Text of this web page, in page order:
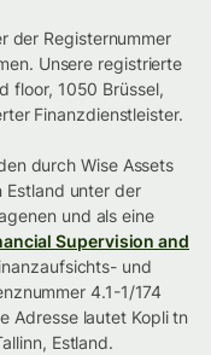
der Registernummer
Unsere registrierte
floor, 1050 Brüssel,
Finanzdienstleister.
durch Wise Assets
Estland unter der
und als eine
Supervision and
und
4.1-1/174
Adresse lautet Kopli tn
Estland.